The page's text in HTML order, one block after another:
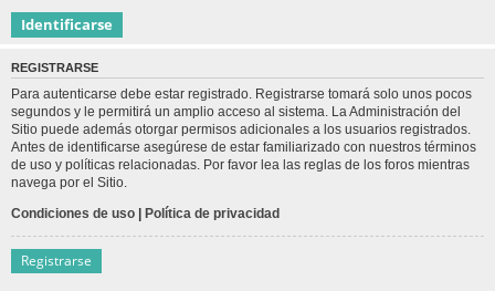
REGISTRARSE
Para autenticarse debe estar registrado. Registrarse tomará solo unos pocos
segundos y le permitirá un amplio acceso al sistema. La Administración del
Sitio puede además otorgar permisos adicionales a los usuarios registrados.
Antes de identificarse asegúrese de estar familiarizado con nuestros términos
de uso y políticas relacionadas. Por favor lea las reglas de los foros mientras
navega por el Sitio.
Condiciones de uso | Política de privacidad
Registrarse